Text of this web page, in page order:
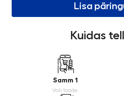
Lisa
Kuidas
Samm 1
Vali toode.